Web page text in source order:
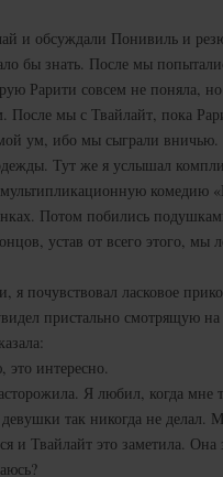
и обсуждали Понивиль и
бы знать. После мы
Рарити совсем не поняла,
После мы с Твайлайт, пока
ум, ибо мы сыграли вничью.
Тут же я услышал
комедию
Потом побились
устав от всего этого,
я почувствовал ласковое
пристально смотрящую
интересно.
Я любил, когда
так никогда не делал.
и Твайлайт это заметила. Она